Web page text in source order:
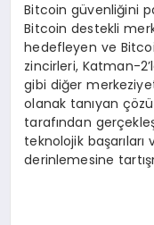
Bitcoin güvenliğini
Bitcoin destekli
hedefleyen ve
zincirleri, Katman-
gibi diğer
olanak tanıyan
tarafından
teknolojik
derinlemesine